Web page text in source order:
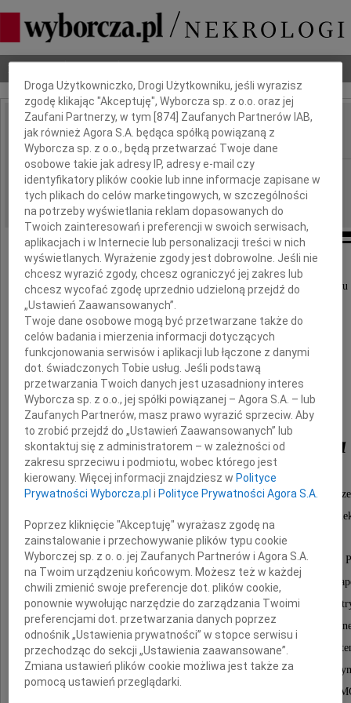
Nekrologi
IMIĘ I NAZWISKO: Włodzimierz Koczara
REGION: cała Polska
DATA EMISJI: 06.04.2022
Z żalem informujemy, że w dniu 30 marca 2022 roku
Prof. dr hab. inż.
Włodzimierz Koczara
Emerytowany profesor Politechniki Warszawskiej, związany z
absolwent i zasłużony nauczyciel akademicki Wydziału
wychowawca wielu pokoleń elektryków.
Pełnił funkcję Dyrektora Instytutu Sterowania i Elektroniki
w latach 1981-1987. Przez kilkadziesiąt lat kierował Zakładem
Był światowej sławy specjalistą w zakresie napędu
energoelektroniki i przekształtnikowych układów wytwarzania
Autor wielu artykułów naukowych, książek oraz
Współpracował z wieloma zespołami naukowymi na
Był członkiem rady wykonawczej EPE oraz
Dbamy o Twoją prywatność
Droga Użytkowniczko, Drogi Użytkowniku, jeśli wyrazisz
zgodę klikając "Akceptuję", Wyborcza sp. z o.o. oraz jej
Zaufani Partnerzy, w tym [874 ] Zaufanych Partnerów IAB,
jak również Agora S.A. będąca spółką powiązaną z
Wyborcza sp. z o.o., będą przetwarzać Twoje dane
osobowe takie jak adresy IP, adresy e-mail czy
identyfikatory plików cookie lub inne informacje zapisane w
tych plikach do celów marketingowych, w szczególności
na potrzeby wyświetlania reklam dopasowanych do
Twoich zainteresowań i preferencji w swoich serwisach,
aplikacjach i w Internecie lub personalizacji treści w nich
wyświetlanych. Wyrażenie zgody jest dobrowolne. Jeśli nie
chcesz wyrazić zgody, chcesz ograniczyć jej zakres lub
chcesz wycofać zgodę uprzednio udzieloną przejdź do
„Ustawień Zaawansowanych”.
Twoje dane osobowe mogą być przetwarzane także do
celów badania i mierzenia informacji dotyczących
funkcjonowania serwisów i aplikacji lub łączone z danymi
dot. świadczonych Tobie usług. Jeśli podstawą
przetwarzania Twoich danych jest uzasadniony interes
Wyborcza sp. z o.o., jej spółki powiązanej – Agora S.A. – lub
Zaufanych Partnerów, masz prawo wyrazić sprzeciw. Aby
to zrobić przejdź do „Ustawień Zaawansowanych” lub
skontaktuj się z administratorem – w zależności od
zakresu sprzeciwu i podmiotu, wobec którego jest
kierowany. Więcej informacji znajdziesz w Polityce
Prywatności Wyborcza.pl i Polityce Prywatności Agora S.A.
Poprzez kliknięcie "Akceptuję" wyrażasz zgodę na
zainstalowanie i przechowywanie plików typu cookie
Wyborczej sp. z o. o. jej Zaufanych Partnerów i Agora S.A.
na Twoim urządzeniu końcowym. Możesz też w każdej
chwili zmienić swoje preferencje dot. plików cookie,
ponownie wywołując narzędzie do zarządzania Twoimi
preferencjami dot. przetwarzania danych poprzez
odnośnik „Ustawienia prywatności” w stopce serwisu i
przechodząc do sekcji „Ustawienia zaawansowane”.
Zmiana ustawień plików cookie możliwa jest także za
pomocą ustawień przeglądarki.